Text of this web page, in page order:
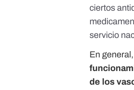
ciertos
servicio
En
de los